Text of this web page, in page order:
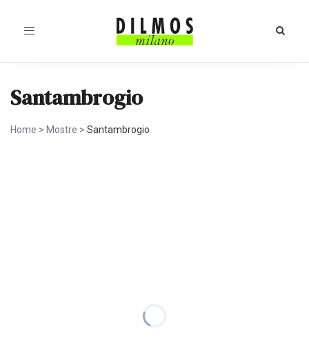
Toggle
Santambrogio
Home > Mostre > Santambrogio